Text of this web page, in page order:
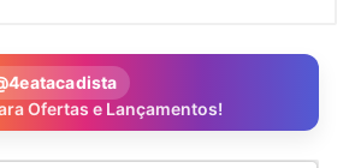
Ofertas e Lançamentos!